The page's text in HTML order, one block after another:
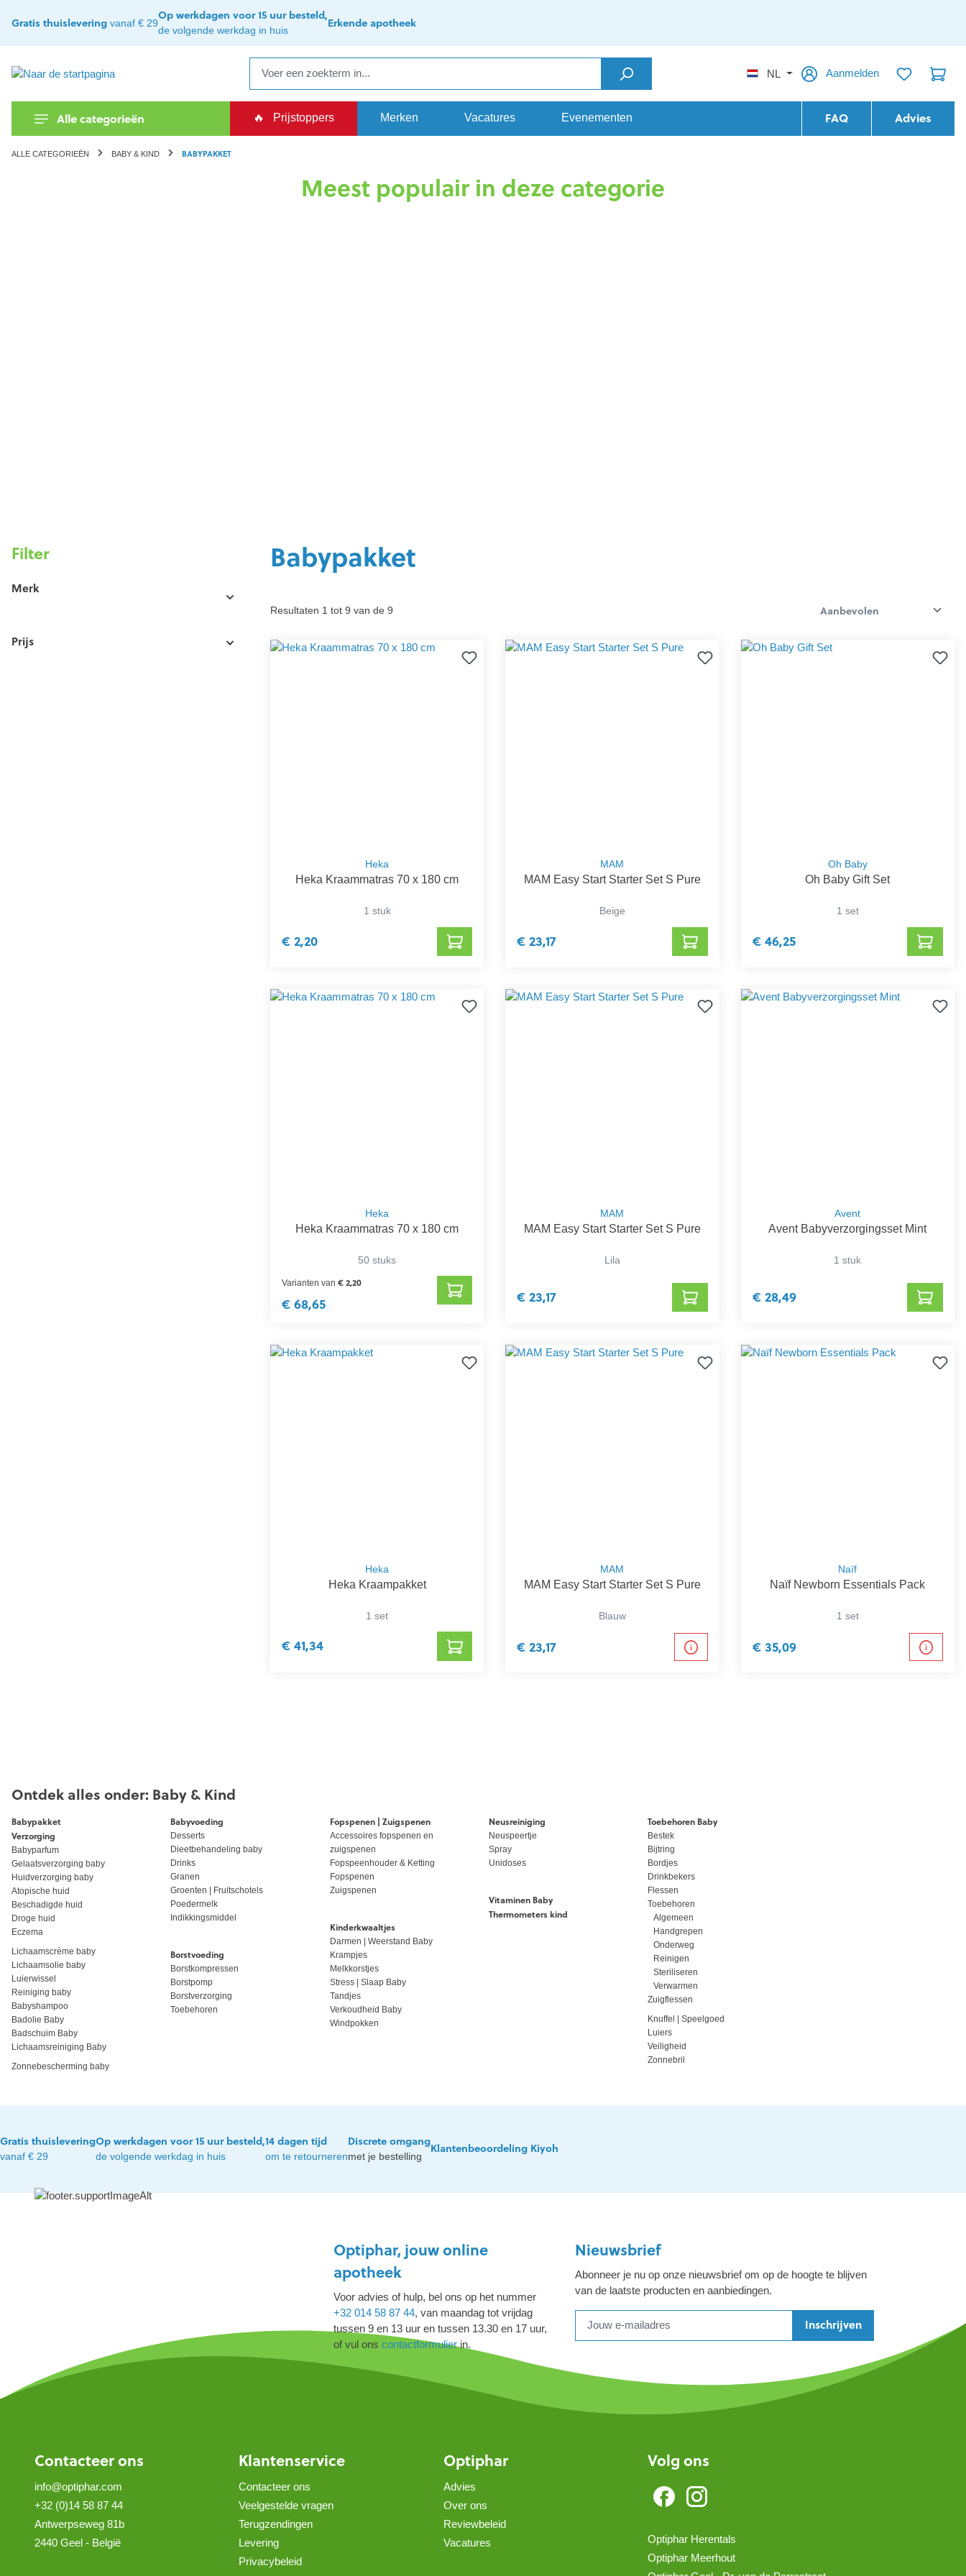
Ga naar de hoofdnavigatie
Gratis thuislevering vanaf € 29
Op werkdagen voor 15 uur besteld,
de volgende werkdag in huis
Erkende apotheek
NL Aanmelden
Alle categorieën 🔥 Prijstoppers Merken Vacatures Evenementen FAQ Advies
ALLE CATEGORIEËN BABY & KIND BABYPAKKET
Meest populair in deze categorie
Filter
Merk
Prijs
Babypakket
Resultaten 1 tot 9 van de 9
Heka
Heka Kraammatras 70 x 180 cm
1 stuk
€ 2,20
MAM
MAM Easy Start Starter Set S Pure
Beige
€ 23,17
Oh Baby
Oh Baby Gift Set
1 set
€ 46,25
Heka
Heka Kraammatras 70 x 180 cm
50 stuks
Varianten van € 2,20
€ 68,65
MAM
MAM Easy Start Starter Set S Pure
Lila
€ 23,17
Avent
Avent Babyverzorgingsset Mint
1 stuk
€ 28,49
Heka
Heka Kraampakket
1 set
€ 41,34
MAM
MAM Easy Start Starter Set S Pure
Blauw
€ 23,17
Naïf
Naïf Newborn Essentials Pack
1 set
€ 35,09
Ontdek alles onder: Baby & Kind
Babypakket
Verzorging
Babyparfum
Gelaatsverzorging baby
Huidverzorging baby
Atopische huid
Beschadigde huid
Droge huid
Eczema
Lichaamscrème baby
Lichaamsolie baby
Luierwissel
Reiniging baby
Babyshampoo
Badolie Baby
Badschuim Baby
Lichaamsreiniging Baby
Zonnebescherming baby
Babyvoeding
Desserts
Dieetbehandeling baby
Drinks
Granen
Groenten | Fruitschotels
Poedermelk
Indikkingsmiddel
Borstvoeding
Borstkompressen
Borstpomp
Borstverzorging
Toebehoren
Fopspenen | Zuigspenen
Accessoires fopspenen en
zuigspenen
Fopspeenhouder & Ketting
Fopspenen
Zuigspenen
Kinderkwaaltjes
Darmen | Weerstand Baby
Krampjes
Melkkorstjes
Stress | Slaap Baby
Tandjes
Verkoudheid Baby
Windpokken
Neusreiniging
Neuspeertje
Spray
Unidoses
Vitaminen Baby
Thermometers kind
Toebehoren Baby
Bestek
Bijtring
Bordjes
Drinkbekers
Flessen
Toebehoren
Algemeen
Handgrepen
Onderweg
Reinigen
Steriliseren
Verwarmen
Zuigflessen
Knuffel | Speelgoed
Luiers
Veiligheid
Zonnebril
Gratis thuislevering
vanaf € 29
Op werkdagen voor 15 uur besteld,
de volgende werkdag in huis
14 dagen tijd
om te retourneren
Discrete omgang
met je bestelling
Klantenbeoordeling Kiyoh
Optiphar, jouw online
apotheek
Voor advies of hulp, bel ons op het nummer
+32 014 58 87 44, van maandag tot vrijdag
tussen 9 en 13 uur en tussen 13.30 en 17 uur,
of vul ons contactformulierin.
Nieuwsbrief
Abonneer je nu op onze nieuwsbrief om op de hoogte te blijven
van de laatste producten en aanbiedingen.
Inschrijven
Contacteer ons
info@optiphar.com
+32 (0)14 58 87 44
Antwerpseweg 81b
2440 Geel - België
Klantenservice
Contacteer ons
Veelgestelde vragen
Terugzendingen
Levering
Privacybeleid
Optiphar
Advies
Over ons
Reviewbeleid
Vacatures
Volg ons
Optiphar Herentals
Optiphar Meerhout